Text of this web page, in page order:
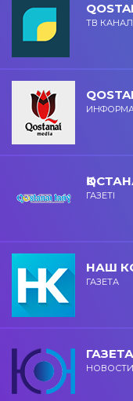
ТВ
ГАЗЕТІ
НАШ
ГАЗЕТА